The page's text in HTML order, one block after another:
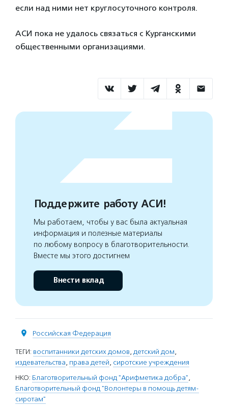
если над ними нет круглосуточного контроля.
АСИ пока не удалось связаться с Курганскими
общественными организациями.
Поддержите работу АСИ!
Мы работаем, чтобы у вас была актуальная
информация и полезные материалы
по любому вопросу в благотворительности.
Вместе мы этого достигнем
Внести вклад
Российская Федерация
ТЕГИ: воспитанники детских домов, детский дом,
издевательства, права детей, сиротские учреждения
НКО: Благотворительный фонд "Арифметика добра",
Благотворительный фонд "Волонтеры в помощь детям-
сиротам"